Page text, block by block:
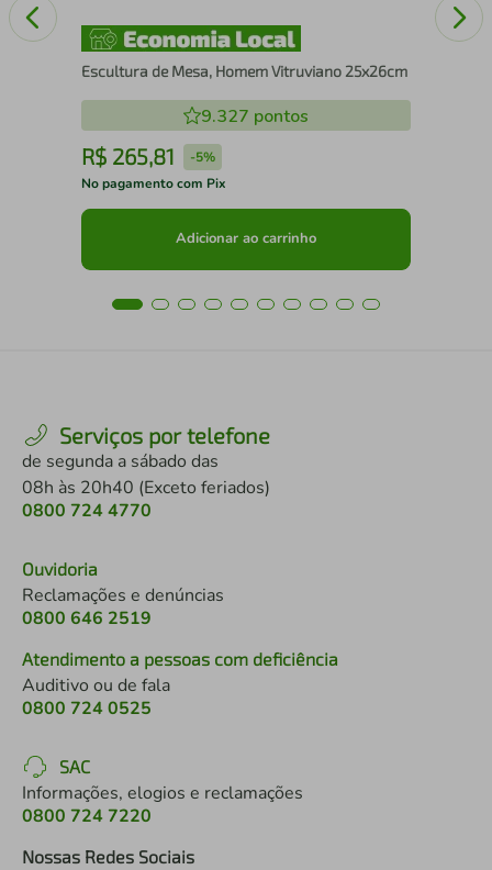
Escultura de Mesa, Homem Vitruviano 25x26cm
9.327 pontos
R$ 265,81 -5%
No pagamento com Pix
Adicionar ao carrinho
Serviços por telefone
de segunda a sábado das
08h às 20h40 (Exceto feriados)
0800 724 4770
Ouvidoria
Reclamações e denúncias
0800 646 2519
Atendimento a pessoas com deficiência
Auditivo ou de fala
0800 724 0525
SAC
Informações, elogios e reclamações
0800 724 7220
Nossas Redes Sociais